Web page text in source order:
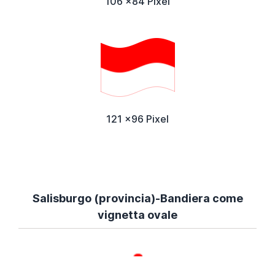
121 x96 Pixel
Salisburgo (provincia)-Bandiera come
vignetta ovale